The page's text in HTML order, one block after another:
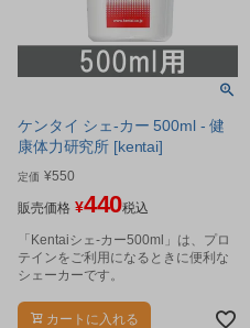
ケンタイ シェ-カー 500ml - 健
康体力研究所 [kentai]
定価 ¥550
販売価格 ¥440税込
「Kentaiシェ-カー500ml」は、プロ
テインをご利用になるときに便利な
シェーカーです。
カートに入れる